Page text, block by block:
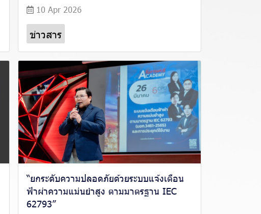
10 Apr 2026
ข่าวสาร
“ยกระดับความปลอดภัยด้วยระบบแจ้งเตือน
ฟ้าผ่าความแม่นยำสูง ตามมาตรฐาน IEC
62793”